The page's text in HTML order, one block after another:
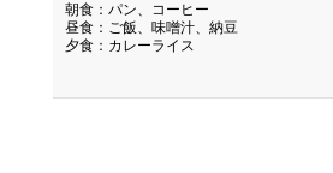
朝食：パン、コーヒー
昼食：ご飯、味噌汁、納豆
夕食：カレーライス